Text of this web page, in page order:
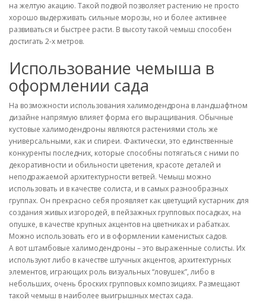
на желтую акацию. Такой подвой позволяет растению не просто
хорошо выдерживать сильные морозы, но и более активнее
развиваться и быстрее расти. В высоту такой чемыш способен
достигать 2-х метров.
Использование чемыша в
оформлении сада
На возможности использования халимодендрона в ландшафтном
дизайне напрямую влияет форма его выращивания. Обычные
кустовые халимодендроны являются растениями столь же
универсальными, как и спиреи. Фактически, это единственные
конкуренты последних, которые способны потягаться с ними по
декоративности и обильности цветения, красоте деталей и
неподражаемой архитектурности ветвей. Чемыш можно
использовать и в качестве солиста, и в самых разнообразных
группах. Он прекрасно себя проявляет как цветущий кустарник для
создания живых изгородей, в пейзажных групповых посадках, на
опушке, в качестве крупных акцентов на цветниках и рабатках.
Можно использовать его и в оформлении каменистых садов.
А вот штамбовые халимодендроны – это выраженные солисты. Их
используют либо в качестве штучных акцентов, архитектурных
элементов, играющих роль визуальных “ловушек”, либо в
небольших, очень броских групповых композициях. Размещают
такой чемыш в наиболее выигрышных местах сада.